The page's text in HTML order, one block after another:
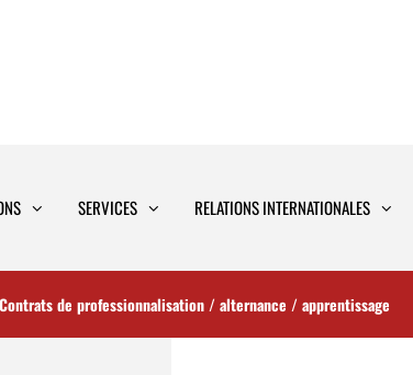
SERVICES RELATIONS INTERNATIONALES
de professionnalisation / alternance / apprentissage